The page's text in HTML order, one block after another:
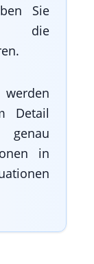
Sie
die
Detail
in